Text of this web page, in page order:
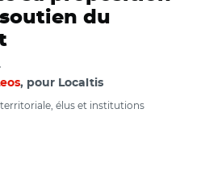
du
, pour Localtis
élus et institutions